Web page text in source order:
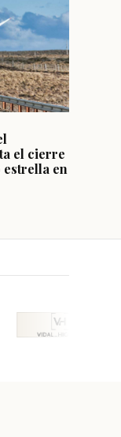
el cierre
estrella en